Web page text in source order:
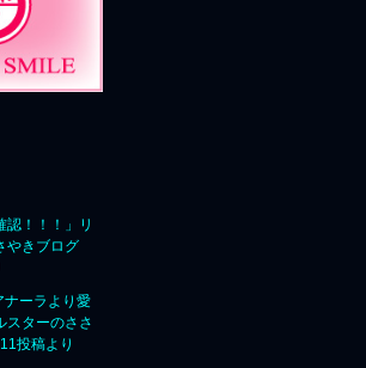
認！！！」リ
やきブログ
ナーラより愛
スターのささ
投稿より